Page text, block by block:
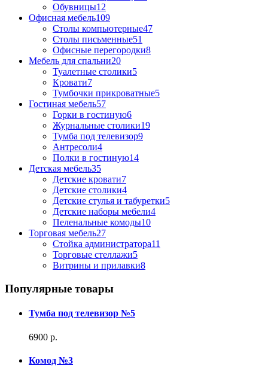
Обувницы12
Офисная мебель109
Столы компьютерные47
Столы письменные51
Офисные перегородки8
Мебель для спальни20
Туалетные столики5
Кровати7
Тумбочки прикроватные5
Гостиная мебель57
Горки в гостиную6
Журнальные столики19
Тумба под телевизор9
Антресоли4
Полки в гостиную14
Детская мебель35
Детские кровати7
Детские столики4
Детские стулья и табуретки5
Детские наборы мебели4
Пеленальные комоды10
Торговая мебель27
Стойка администратора11
Торговые стеллажи5
Витрины и прилавки8
Популярные товары
Тумба под телевизор №5
6900 р.
Комод №3